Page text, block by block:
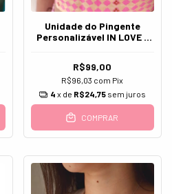
Unidade do Pingente
Personalizável IN LOVE -
R$99,00
R$96,03 com Pix
4 x de R$24,75 sem juros
COMPRAR